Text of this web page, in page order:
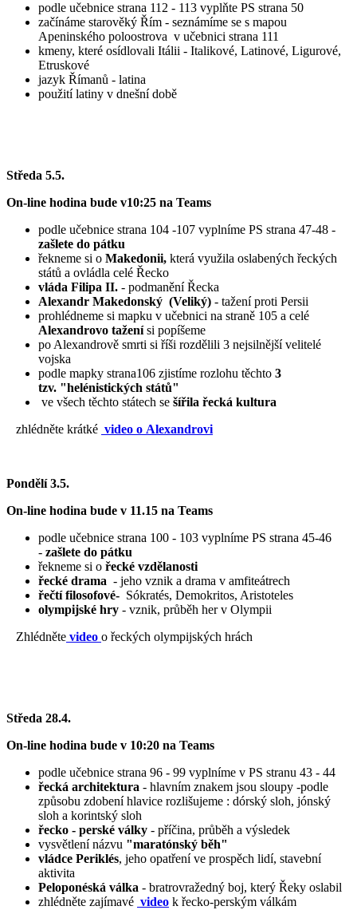
podle učebnice strana 112 - 113 vyplňte PS strana 50
začínáme starověký Řím - seznámíme se s mapou
Apeninského poloostrova v učebnici strana 111
kmeny, které osídlovali Itálii - Italikové, Latinové, Ligurové,
Etruskové
jazyk Římanů - latina
použití latiny v dnešní době
Středa 5.5.
On-line hodina bude v10:25 na Teams
podle učebnice strana 104 -107 vyplníme PS strana 47-48 -
zašlete do pátku
řekneme si o Makedonii, která využila oslabených řeckých
států a ovládla celé Řecko
vláda Filipa II. - podmanění Řecka
Alexandr Makedonský (Veliký) - tažení proti Persii
prohlédneme si mapku v učebnici na straně 105 a celé
Alexandrovo taženísi popíšeme
po Alexandrově smrti si říši rozdělili 3 nejsilnější velitelé
vojska
podle mapky strana106 zjistíme rozlohu těchto 3
tzv. "helénistických států"
ve všech těchto státech se šířila řecká kultura
zhlédněte krátké video o Alexandrovi
Pondělí 3.5.
On-line hodina bude v 11.15 na Teams
podle učebnice strana 100 - 103 vyplníme PS strana 45-46
- zašlete do pátku
řekneme si o řecké vzdělanosti
řecké drama - jeho vznik a drama v amfiteátrech
řečtí filosofové- Sókratés, Demokritos, Aristoteles
olympijské hry - vznik, průběh her v Olympii
Zhlédněte video o řeckých olympijských hrách
Středa 28.4.
On-line hodina bude v 10:20 na Teams
podle učebnice strana 96 - 99 vyplníme v PS stranu 43 - 44
řecká architektura - hlavním znakem jsou sloupy -podle
způsobu zdobení hlavice rozlišujeme : dórský sloh, jónský
sloh a korintský sloh
řecko - perské války - příčina, průběh a výsledek
vysvětlení názvu "maratónský běh"
vládce Periklés, jeho opatření ve prospěch lidí, stavební
aktivita
Peloponéská válka - bratrovražedný boj, který Řeky oslabil
zhlédněte zajímavé video k řecko-perským válkám